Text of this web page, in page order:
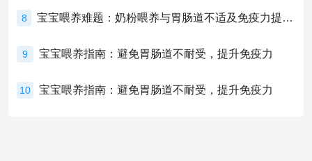
8 宝宝喂养难题：奶粉喂养与胃肠道不适及免疫力提升的奥秘
9 宝宝喂养指南：避免胃肠道不耐受，提升免疫力
10 宝宝喂养指南：避免胃肠道不耐受，提升免疫力